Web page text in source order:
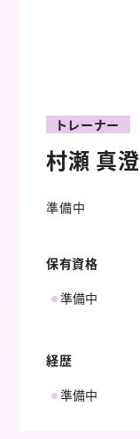
トレーナー
村瀬 真澄
準備中
保有資格
準備中
経歴
準備中